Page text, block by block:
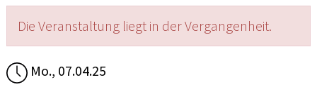
Die Veranstaltung liegt in der Vergangenheit.
Mo., 07.04.25